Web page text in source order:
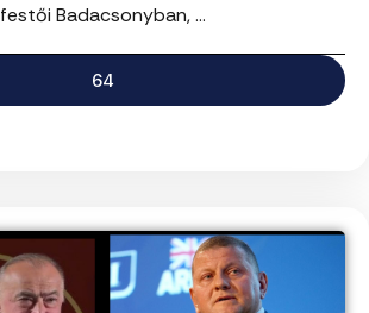
festői Badacsonyban, ...
64